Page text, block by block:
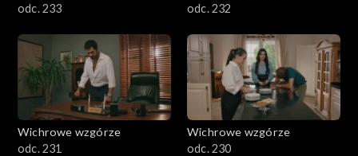
odc. 233
odc. 232
Wichrowe wzgórze
odc. 231
Wichrowe wzgórze
odc. 230